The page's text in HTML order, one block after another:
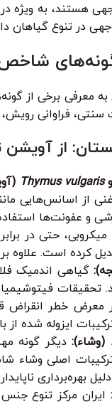
هستند، به
در تنوع گیاهان
شاخص
معرفی برخی از
فراوانی
از آویشن
وThymus vulgaris
از اسانس‌هایی
و عفونت‌ها
حتی در
کرده است.
معرض خطر انقراض
ایزوله شده از
(وشاء): دیگر گونه
اصلی وشاء
بهره‌برداری
ایران مرکز تنوع